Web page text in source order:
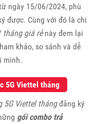
ngày 15/06/2024, phù
được. Cùng với đó là chi
tháng giá rẻnày đem lại
khảo, so sánh và dễ
mình.
5G Viettel tháng
5G Viettel thángđăng ký
gói combo trả